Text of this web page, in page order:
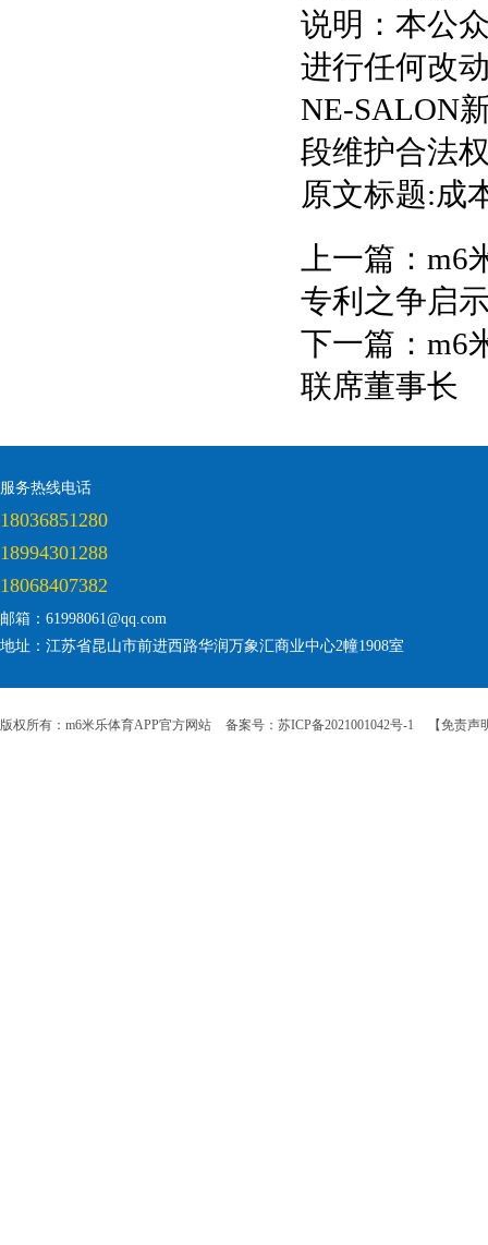
说明：本公
进行任何改
NE-SALON
段维护合法
原文标题:成
上一篇： m6
专利之争启
下一篇： m6
联席董事长
服务热线电话
18036851280
18994301288
18068407382
邮箱：61998061@qq.com
地址：江苏省昆山市前进西路华润万象汇商业中心2幢1908室
版权所有：m6米乐体育APP官方网站 备案号：苏ICP备2021001042号-1 【免责声